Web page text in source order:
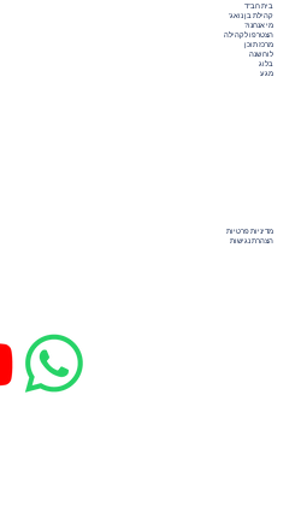
בית חב"ד
קהילת בן נואג'
מי אנחנו?
הצטרפו לקהילה
מרכז תוכן
לוח שנה
בלוג
מגע
מדיניות פרטיות
הצהרת נגישות